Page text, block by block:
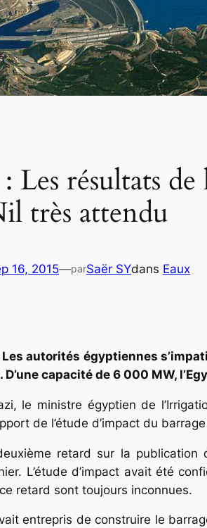
Les résultats
très attendu
16, 2015—parSaër SYdans Eaux
autorités égyptiennes
D’une capacité de 6 000 MW,
le ministre égyptien de
de l’étude d’impact du
retard sur la
L’étude d’impact avait été
retard sont toujours inconnues.
entrepris de construire le